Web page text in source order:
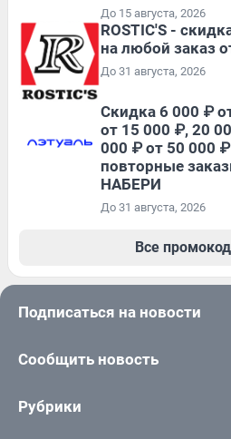
До 15 августа, 2026
ROSTIC'S -
на любой заказ
До 31 августа, 2026
Скидка 6 000 ₽
от 15 000 ₽, 20
000 ₽ от 50 000
повторные
НАБЕРИ
До 31 августа, 2026
Все
Подписаться на новости
Сообщить новость
Рубрики